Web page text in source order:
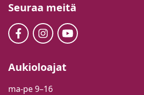
Seuraa meitä
Aukioloajat
ma-pe 9–16